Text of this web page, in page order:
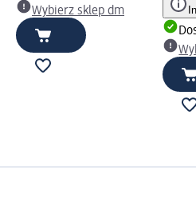
Wybierz sklep dm